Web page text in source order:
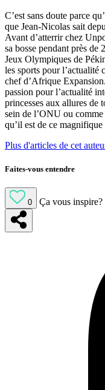
C’est sans doute parce
que Jean-Nicolas sait
Avant d’atterrir chez
sa bosse pendant près de
Jeux Olympiques de
les sports pour l’actualité
chef d’Afrique
passion pour l’actualité
princesses aux allures de
sein de l’ONU ou
qu’il est de ce
Plus d'articles de cet
Faites-vous entendre
0 Ça vous inspire?